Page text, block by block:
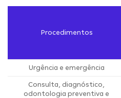
Procedimentos
Urgência e emergência
Consulta, diagnóstico,
odontologia preventiva e